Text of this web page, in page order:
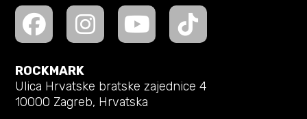
ROCKMARK
Ulica Hrvatske bratske zajednice 4
10000 Zagreb, Hrvatska